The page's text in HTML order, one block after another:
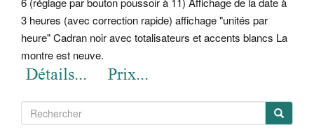
3 heures (avec correction rapide) affichage "unités par
heure" Cadran noir avec totalisateurs et accents blancs La
montre est neuve.